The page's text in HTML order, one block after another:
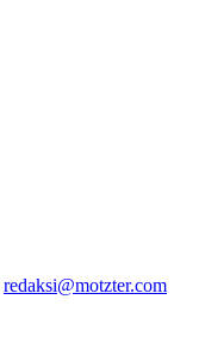
redaksi@motzter.com